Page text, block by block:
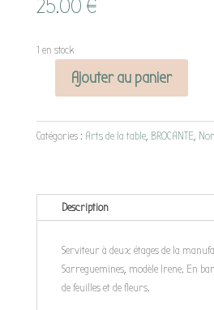
25.00 €
1 en stock
Serviteur
Sarreguemines
Ajouter au panier
Catégories : Arts de la table, BROCANTE,
Description
Serviteur à deux étages de la
Sarreguemines, modèle Irene. En
de feuilles et de fleurs.